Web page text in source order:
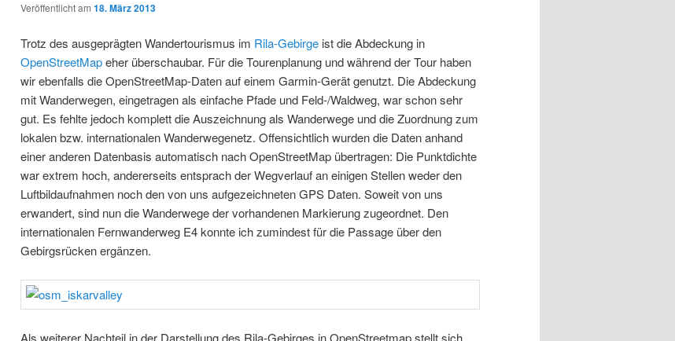
Veröffentlicht am 18. März 2013
Trotz des ausgeprägten Wandertourismus im Rila-Gebirge ist die Abdeckung in
OpenStreetMapeher überschaubar. Für die Tourenplanung und während der Tour haben
wir ebenfalls die OpenStreetMap-Daten auf einem Garmin-Gerät genutzt. Die Abdeckung
mit Wanderwegen, eingetragen als einfache Pfade und Feld-/Waldweg, war schon sehr
gut. Es fehlte jedoch komplett die Auszeichnung als Wanderwege und die Zuordnung zum
lokalen bzw. internationalen Wanderwegenetz. Offensichtlich wurden die Daten anhand
einer anderen Datenbasis automatisch nach OpenStreetMap übertragen: Die Punktdichte
war extrem hoch, andererseits entsprach der Wegverlauf an einigen Stellen weder den
Luftbildaufnahmen noch den von uns aufgezeichneten GPS Daten. Soweit von uns
erwandert, sind nun die Wanderwege der vorhandenen Markierung zugeordnet. Den
internationalen Fernwanderweg E4 konnte ich zumindest für die Passage über den
Gebirgsrücken ergänzen.
Als weiterer Nachteil in der Darstellung des Rila-Gebirges in OpenStreetmap stellt sich